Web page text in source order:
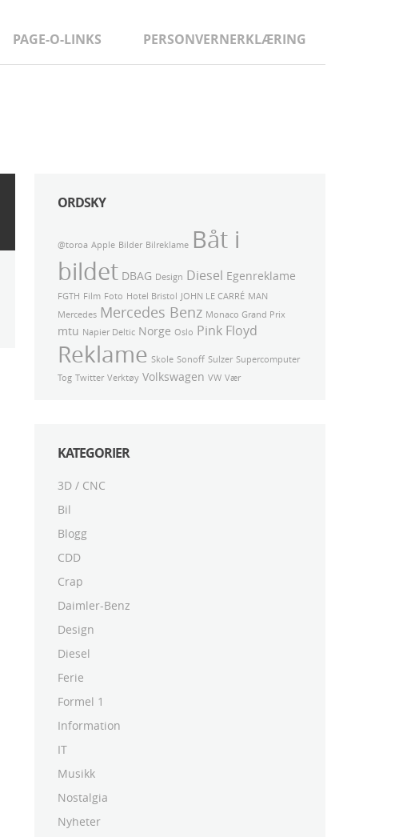
PAGE-O-LINKS PERSONVERNERKLÆRING
ORDSKY
@toroa Apple Bilder Bilreklame Båt i
bildet DBAG Design Diesel Egenreklame
FGTH Film Foto Hotel Bristol JOHN LE CARRÉ MAN
Mercedes Mercedes Benz Monaco Grand Prix
mtu Napier Deltic Norge Oslo Pink Floyd
Reklame Skole Sonoff Sulzer Supercomputer
Tog Twitter Verktøy Volkswagen VW Vær
KATEGORIER
3D / CNC
Bil
Blogg
CDD
Crap
Daimler-Benz
Design
Diesel
Ferie
Formel 1
Information
IT
Musikk
Nostalgia
Nyheter